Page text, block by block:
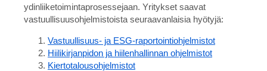
ydinliiketoimintaprosessejaan. Yritykset saavat
vastuullisuusohjelmistoista seuraavanlaisia hyötyjä:
Vastuullisuus- ja ESG-raportointiohjelmistot
Hiilikirjanpidon ja hiilenhallinnan ohjelmistot
Kiertotalousohjelmistot